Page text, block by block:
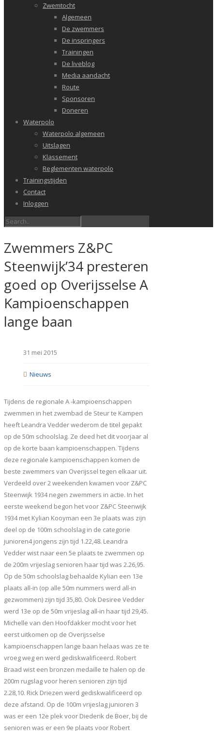
Zwemtocht
Algemeen
De zwemmers
De inspringers
Trainingen
De liveblog
Media aandacht
Route
Sponsoren
Doneren
Waterpolo
Waterpolo algemeen
Uitslagen
Klassement
Reglementen waterpolo
Trainingstijden
Contact
Inloggen
Zwemmers Z&PC
Steenwijk’34 presteren
goed op Overijsselse A
Kampioenschappen
lange baan
31 mei 2015
Nieuws
Tijdens de regionale A -kampioenschappen
zwemmen in het zwembad de Steur te Kampen
heeft Leandra Vedder wederom de titel gepakt
op de 50m schoolslag. Ze deed het dit voorjaar al
op de korte baan kampioenschappen. Tijdens
deze regionale kampioenschappen komen de
beste zwemmers van Overijssel tegen elkaar uit.
Verdeeld over 2 weekenden kwamen voor Z&PC
Steenwijk 1934 negen zwemmers in actie. In het
eerste weekend begon het voor Z&PC Steenwijk
1934 met Kylian Kooyman een 3e plaats was zijn
deel op de 100m schoolslag in de categorie
junioren4 jongens zijn tijd 1.22,48. Leandra
Vedder wist naar een 5e plaats te zwemmen op
de 200m vrijeslag senioren haar tijd was 2.26,95.
Op de 50m schoolslag behaalde Kylian een 13e
plaats all-in (op alle 50m nummers werd all-in
gezwommen) zijn tijd 35,80. Ook Desiree Vedder
werd 13e op de 50m vrijeslag all-in haar tijd 29,45.
Michelle van den Hoofdakker mocht voor het
eerst uitkomen op de Overijsselse
kampioenschappen lange baan helaas was ze te
vroeg weg en werd gediskwalificeerd. Robert
Braad wist een bronzen medaille te halen op de
200m rugslag voor heren senioren zijn tijd
2.28,10. Rick Driezen werd gediskwalificeerd op
deze afstand. Op de 100m vrijeslag junioren 3
was er een 12e plek voor Diederik de Boer, bij de
senioren was er een 9e plaats voor Robert